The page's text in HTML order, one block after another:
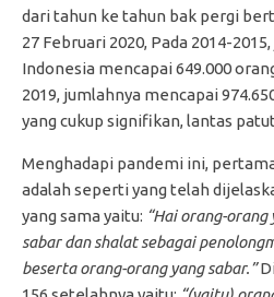
dari tahun ke tahun bak pergi
27 Februari 2020, Pada 2014-
Indonesia mencapai 649.000
2019, jumlahnya mencapai
yang cukup signifikan, lantas
Menghadapi pandemi ini,
adalah seperti yang telah
yang sama yaitu: “Hai orang-
sabar dan shalat sebagai
beserta orang-orang yang sabar.”